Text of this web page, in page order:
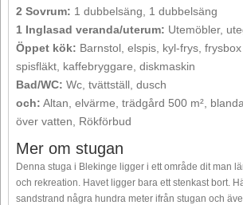
2 Sovrum: 1 dubbelsäng, 1 dubbelsäng
1 Inglasad veranda/uterum: Utemöbler,
Öppet kök: Barnstol, elspis, kyl-frys,
spisfläkt, kaffebryggare, diskmaskin
Bad/WC: Wc, tvättställ, dusch
och: Altan, elvärme, trädgård 500 m²,
över vatten, Rökförbud
Mer om stugan
Denna stuga i Blekinge ligger i ett område dit man
och rekreation. Havet ligger bara ett stenkast bort.
sandstrand några hundra meter ifrån stugan och